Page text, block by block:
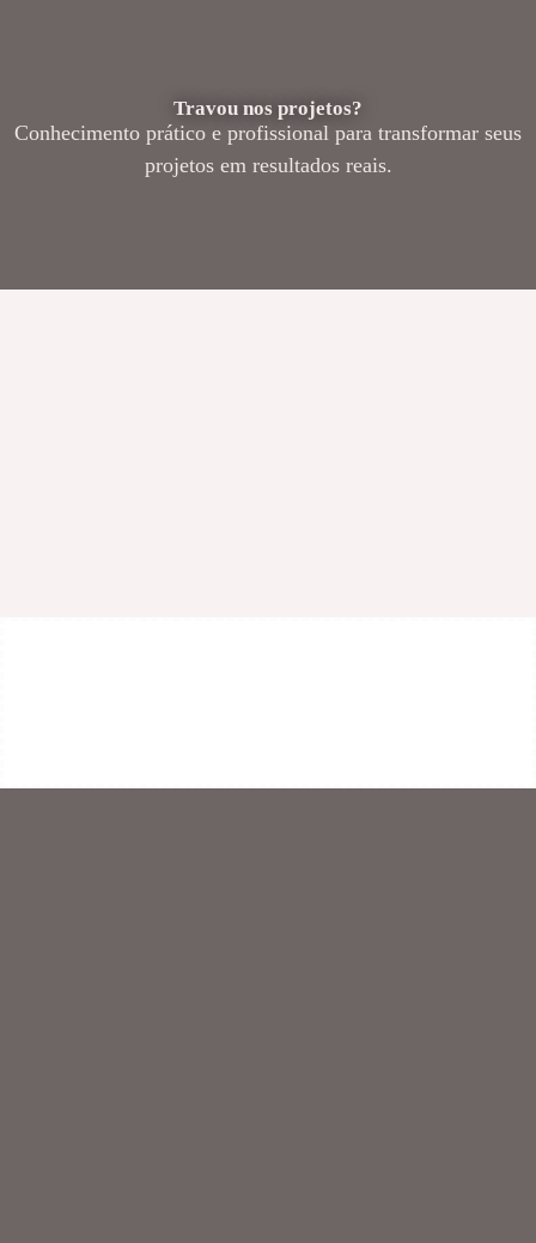
Travou nos projetos?
Conhecimento prático e profissional para transformar seus
projetos em resultados reais.